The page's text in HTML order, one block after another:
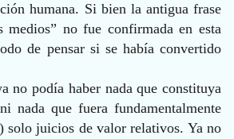
humana. Si bien la antigua frase
no fue confirmada en esta
de pensar si se había convertido
no podía haber nada que constituya
nada que fuera fundamentalmente
solo juicios de valor relativos. Ya no